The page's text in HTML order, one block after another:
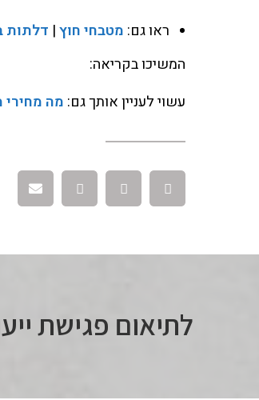
ראו גם: מטבחי חוץ| דלתות
המשיכו בקריאה:
עשוי לעניין אותך גם: מה מחירי
לתיאום פגישת